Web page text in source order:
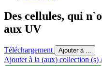
Des cellules, qui
aux UV
Téléchargement Ajouter à ...
Ajouter à la (aux) collection (s)